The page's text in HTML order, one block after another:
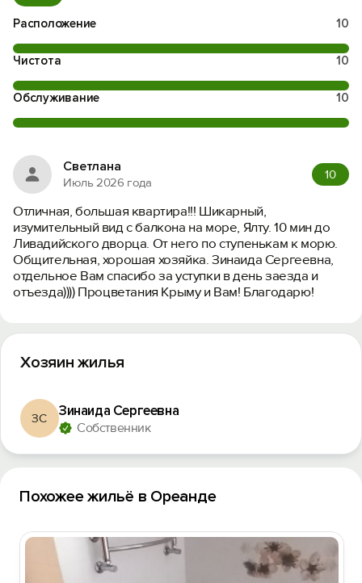
Расположение 10
Чистота 10
Обслуживание 10
Светлана
Июль 2026 года
10
Отличная, большая квартира!!! Шикарный,
изумительный вид с балкона на море, Ялту. 10 мин до
Ливадийского дворца. От него по ступенькам к морю.
Общительная, хорошая хозяйка. Зинаида Сергеевна,
отдельное Вам спасибо за уступки в день заезда и
отъезда)))) Процветания Крыму и Вам! Благодарю!
Хозяин жилья
ЗС Зинаида Сергеевна
Собственник
Похожее жильё в Ореанде